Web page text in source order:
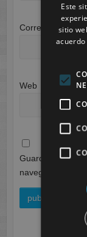
Correo
Web
Guarda mi
navegador para
Este
sitio